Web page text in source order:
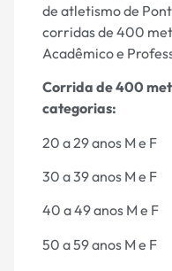
de atletismo de
corridas de 400
Acadêmico e
Corrida de 400
categorias:
20 a 29 anos M e F
30 a 39 anos M e F
40 a 49 anos M e F
50 a 59 anos M e F